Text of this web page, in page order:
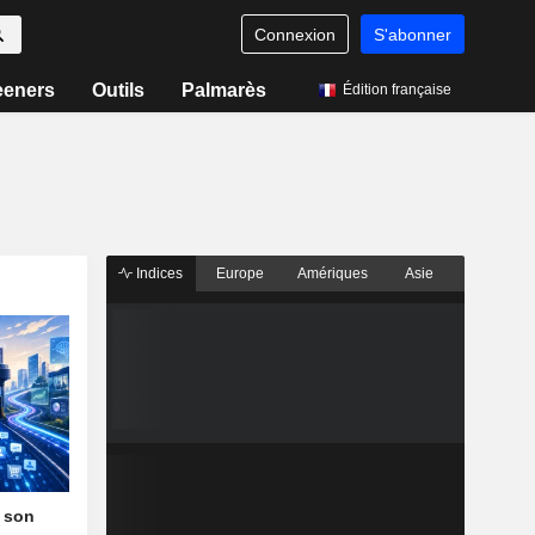
Connexion S'abonner
Outils Palmarès Édition française
son
Indices Europe Amériques Asie